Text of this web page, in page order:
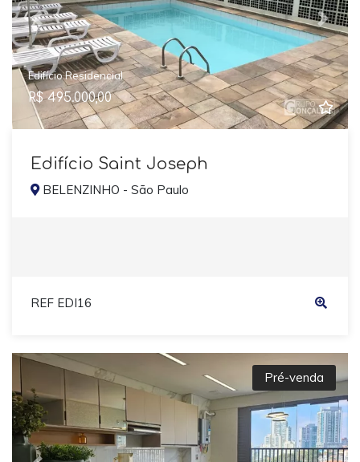
Previous Next
Edifício Residencial
R$ 495.000,00
Edifício Saint Joseph
BELENZINHO - São Paulo
REF EDI16
Pré-venda